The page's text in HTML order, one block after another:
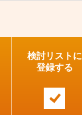
検討リストに
登録する